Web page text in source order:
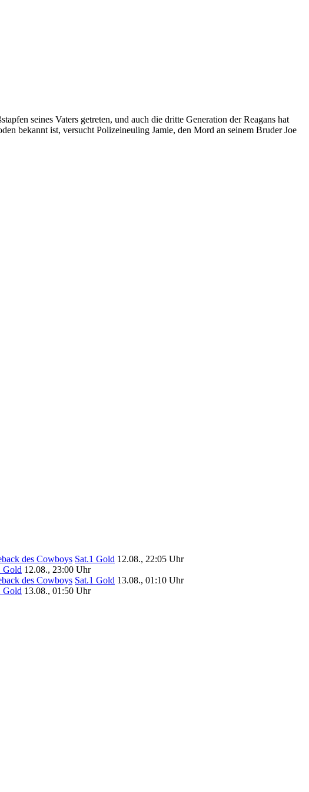
seines Vaters getreten, und auch die dritte Generation der Reagans hat
bekannt ist, versucht Polizeineuling Jamie, den Mord an seinem Bruder Joe
des Cowboys Sat.1 Gold 12.08., 22:05 Uhr
Gold 12.08., 23:00 Uhr
des Cowboys Sat.1 Gold 13.08., 01:10 Uhr
Gold 13.08., 01:50 Uhr